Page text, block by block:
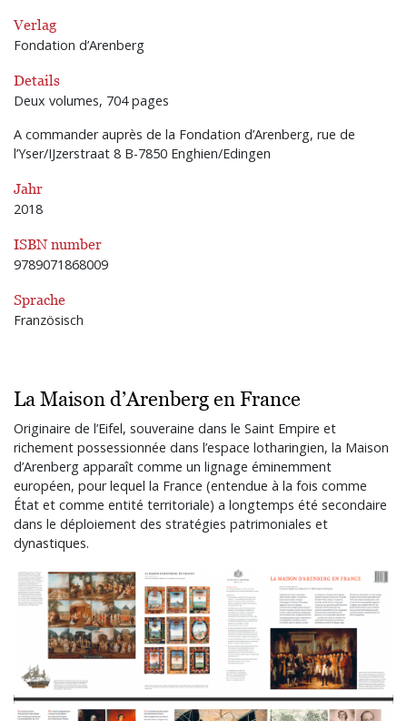
Verlag
Fondation d’Arenberg
Details
Deux volumes, 704 pages
A commander auprès de la Fondation d’Arenberg, rue de
l’Yser/IJzerstraat 8 B-7850 Enghien/Edingen
Jahr
2018
ISBN number
9789071868009
Sprache
Französisch
La Maison d’Arenberg en France
Originaire de l’Eifel, souveraine dans le Saint Empire et
richement possessionnée dans l’espace lotharingien, la Maison
d’Arenberg apparaît comme un lignage éminemment
européen, pour lequel la France (entendue à la fois comme
État et comme entité territoriale) a longtemps été secondaire
dans le déploiement des stratégies patrimoniales et
dynastiques.
Bild